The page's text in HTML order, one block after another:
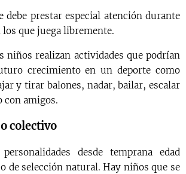
debe prestar especial atención durante
que juega libremente.
niños realizan actividades que podrían
crecimiento en un deporte como
y tirar balones, nadar, bailar, escalar
con amigos.
colectivo
desde temprana edad
de selección natural. Hay niños que se